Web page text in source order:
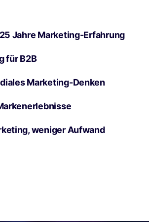
Jahre Marketing-Erfahrung
für B2B
Marketing-Denken
weniger Aufwand